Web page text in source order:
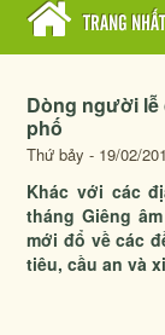
TRANG NHẤT
Dòng người lễ
phố
Thứ bảy - 19/02/
Khác với các
tháng Giêng
mới đổ về các
tiêu, cầu an và